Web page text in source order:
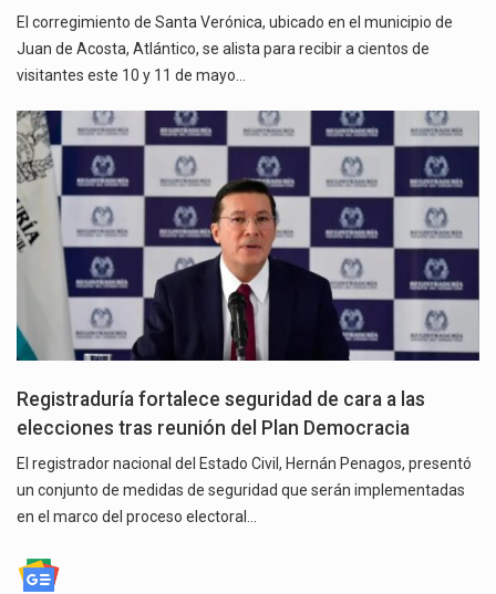
El corregimiento de Santa Verónica, ubicado en el municipio de
Juan de Acosta, Atlántico, se alista para recibir a cientos de
visitantes este 10 y 11 de mayo…
Registraduría fortalece seguridad de cara a las
elecciones tras reunión del Plan Democracia
El registrador nacional del Estado Civil, Hernán Penagos, presentó
un conjunto de medidas de seguridad que serán implementadas
en el marco del proceso electoral…